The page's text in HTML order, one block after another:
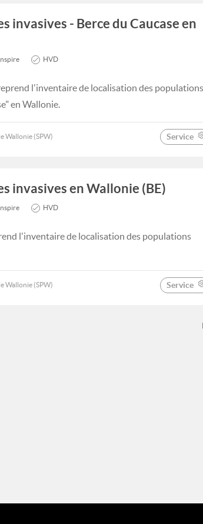
invasives - Berce du Caucase en
HVD
l'inventaire de localisation des populations
en Wallonie.
Wallonie (SPW) Service
invasives en Wallonie (BE)
HVD
l'inventaire de localisation des populations
Wallonie (SPW) Service